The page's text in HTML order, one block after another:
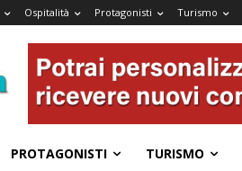
Ospitalità Protagonisti Turismo
PROTAGONISTI TURISMO